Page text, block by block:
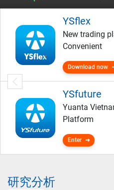
YSflex
New trading
Convenient
Download now
YSfuture
Yuanta
Platform
Enter
研究分析